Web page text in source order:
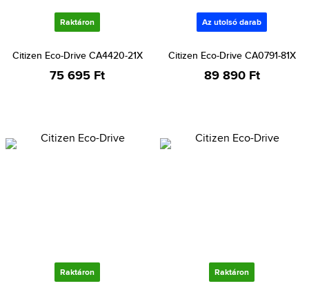
Raktáron
Citizen Eco-Drive CA4420-21X
75 695 Ft
Az utolsó darab
Citizen Eco-Drive CA0791-81X
89 890 Ft
Raktáron Raktáron